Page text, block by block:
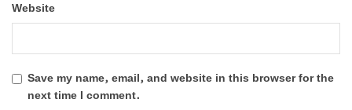
Website
Save my name, email, and website in this browser for the
next time I comment.